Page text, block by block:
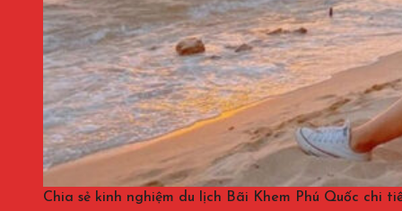
Chia sẻ kinh nghiệm du lịch Bãi Khem Phú Quốc chi